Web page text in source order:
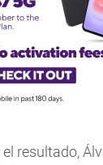
resultado,